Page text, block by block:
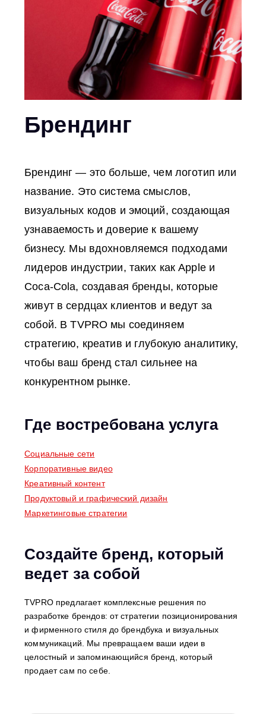
Брендинг
Брендинг — это больше, чем логотип или
название. Это система смыслов,
визуальных кодов и эмоций, создающая
узнаваемость и доверие к вашему
бизнесу. Мы вдохновляемся подходами
лидеров индустрии, таких как Apple и
Coca-Cola, создавая бренды, которые
живут в сердцах клиентов и ведут за
собой. В TVPRO мы соединяем
стратегию, креатив и глубокую аналитику,
чтобы ваш бренд стал сильнее на
конкурентном рынке.
Где востребована услуга
Социальные сети
Корпоративные видео
Креативный контент
Продуктовый и графический дизайн
Маркетинговые стратегии
Создайте бренд, который
ведет за собой
TVPRO предлагает комплексные решения по
разработке брендов: от стратегии позиционирования
и фирменного стиля до брендбука и визуальных
коммуникаций. Мы превращаем ваши идеи в
целостный и запоминающийся бренд, который
продает сам по себе.